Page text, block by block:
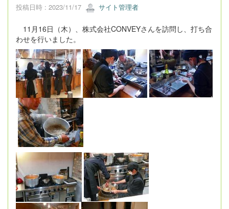
投稿日時 : 2023/11/17 サイト管理者
11月16日（木）、株式会社CONVEYさんを訪問し、打ち合
わせを行いました。